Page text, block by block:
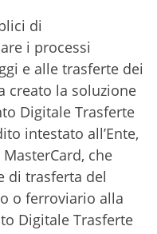
di
i processi
e alle trasferte dei
creato la soluzione
Digitale Trasferte
intestato all’Ente,
che
di trasferta del
o ferroviario alla
Digitale Trasferte